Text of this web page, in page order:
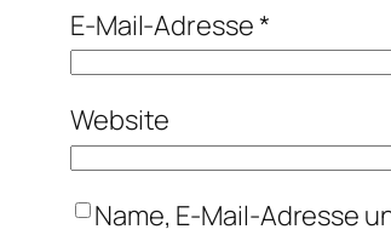
E-Mail-Adresse*
Website
Name, E-Mail-Adresse